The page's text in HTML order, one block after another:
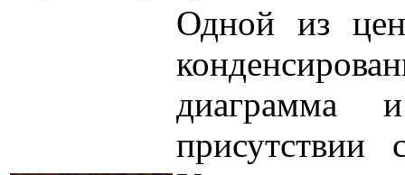
Одной из
диаграмма
присутствии